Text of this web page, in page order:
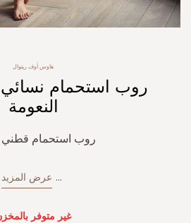
beginning
هاوس أوف ريتوال
روب استحمام
النعومة
روب استحمام قطني
... عرض المزيد
غير متوفر